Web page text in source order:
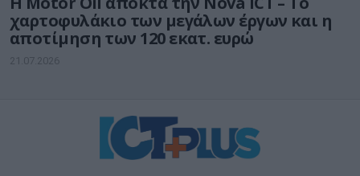
χαρτοφυλάκιο των μεγάλων έργων και η
αποτίμηση των 120 εκατ. ευρώ
21.07.2026